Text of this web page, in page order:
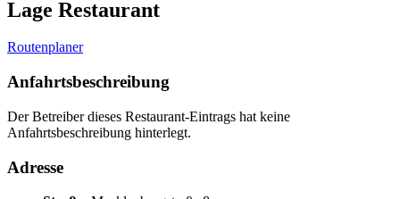
Lage Restaurant
Routenplaner
Anfahrtsbeschreibung
Der Betreiber dieses Restaurant-Eintrags hat keine
Anfahrtsbeschreibung hinterlegt.
Adresse